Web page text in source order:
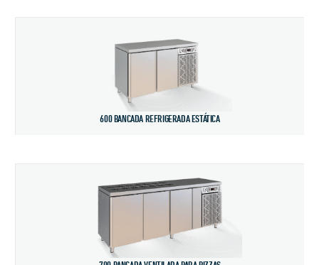
600 BANCADA REFRIGERADA ESTÁTICA